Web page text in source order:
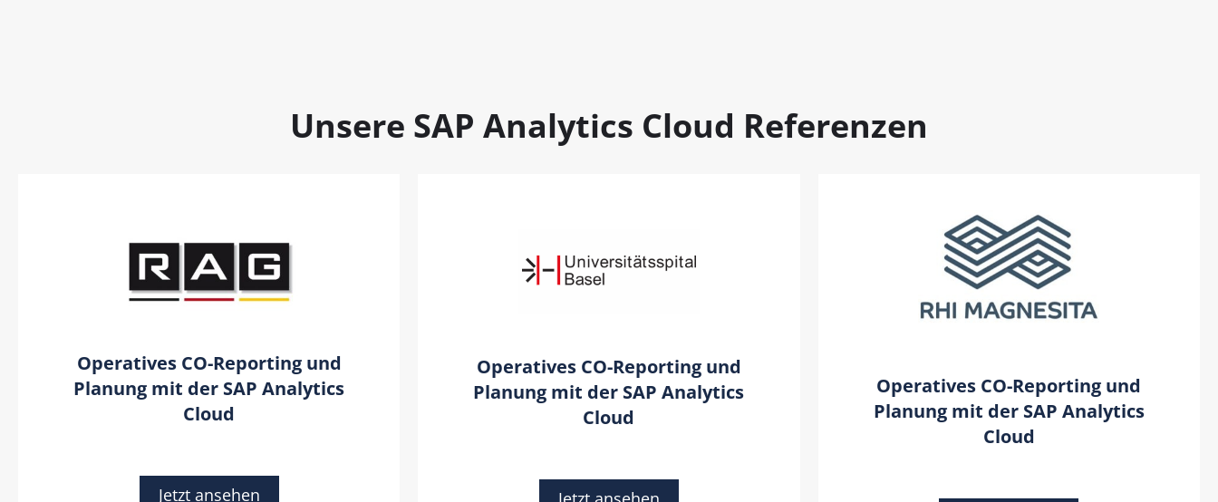
Unsere SAP Analytics Cloud Referenzen
Operatives CO-Reporting und
Planung mit der SAP Analytics
Cloud​
Jetzt ansehen
Operatives CO-Reporting und
Planung mit der SAP Analytics
Cloud​
Operatives CO-Reporting und
Planung mit der SAP Analytics
Cloud​